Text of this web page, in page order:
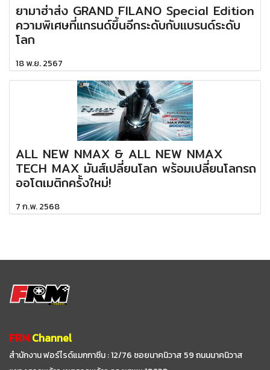
ยามาฮ่าส่ง GRAND FILANO Special Edition
ความพิเศษที่แกรนด์ขึ้นอีกระดับกับแบรนด์ระดับ
โลก
18 พ.ย. 2567
ALL NEW NMAX & ALL NEW NMAX
TECH MAX มันส์เปลี่ยนโลก พร้อมเปลี่ยนโลกรถ
ออโตเมติกครั้งใหม่!
7 ก.พ. 2568
FRMChannel
สำนักงาน ฟอร์ไรด์แมกกาซีน : 12/76 ซอยนาคนิวาส 59ถนนนาคนิวาส